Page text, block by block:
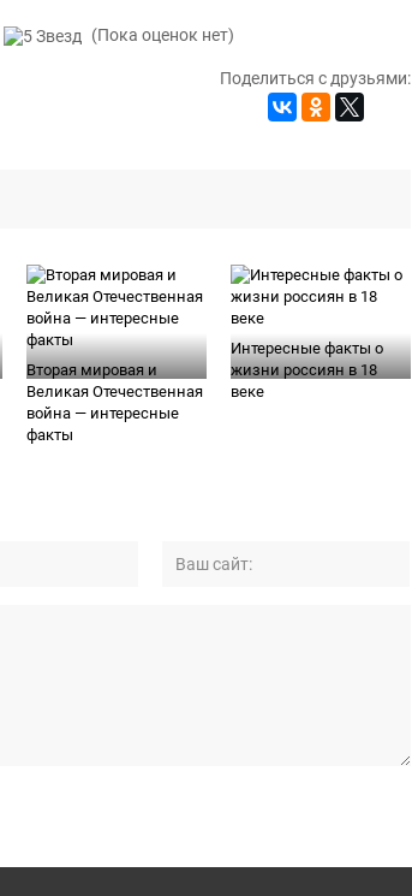
(Пока оценок нет)
Поделиться с друзьями:
Вторая мировая и
Великая Отечественная
война — интересные
факты
Интересные факты о
жизни россиян в 18
веке